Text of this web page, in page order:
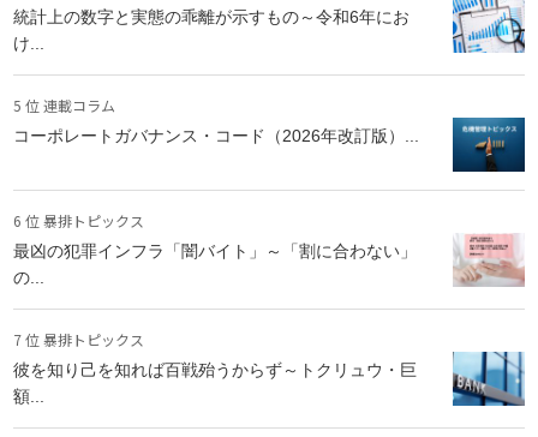
統計上の数字と実態の乖離が示すもの～令和6年にお
け...
5 位 連載コラム
コーポレートガバナンス・コード（2026年改訂版）...
6 位 暴排トピックス
最凶の犯罪インフラ「闇バイト」～「割に合わない」
の...
7 位 暴排トピックス
彼を知り己を知れば百戦殆うからず～トクリュウ・巨
額...